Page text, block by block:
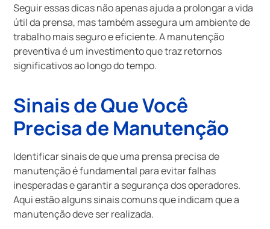
Seguir essas dicas não apenas ajuda a prolongar a vida
útil da prensa, mas também assegura um ambiente de
trabalho mais seguro e eficiente. A manutenção
preventiva é um investimento que traz retornos
significativos ao longo do tempo.
Sinais de Que Você
Precisa de Manutenção
Identificar sinais de que uma prensa precisa de
manutenção é fundamental para evitar falhas
inesperadas e garantir a segurança dos operadores.
Aqui estão alguns sinais comuns que indicam que a
manutenção deve ser realizada.